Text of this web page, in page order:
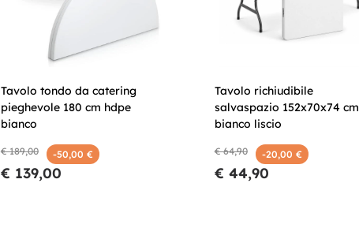
Tavolo tondo da catering
pieghevole 180 cm hdpe
bianco
€ 189,00 -50,00 €
€ 139,00
Tavolo richiudibile
salvaspazio 152x70x74 cm
bianco liscio
€ 64,90 -20,00 €
€ 44,90